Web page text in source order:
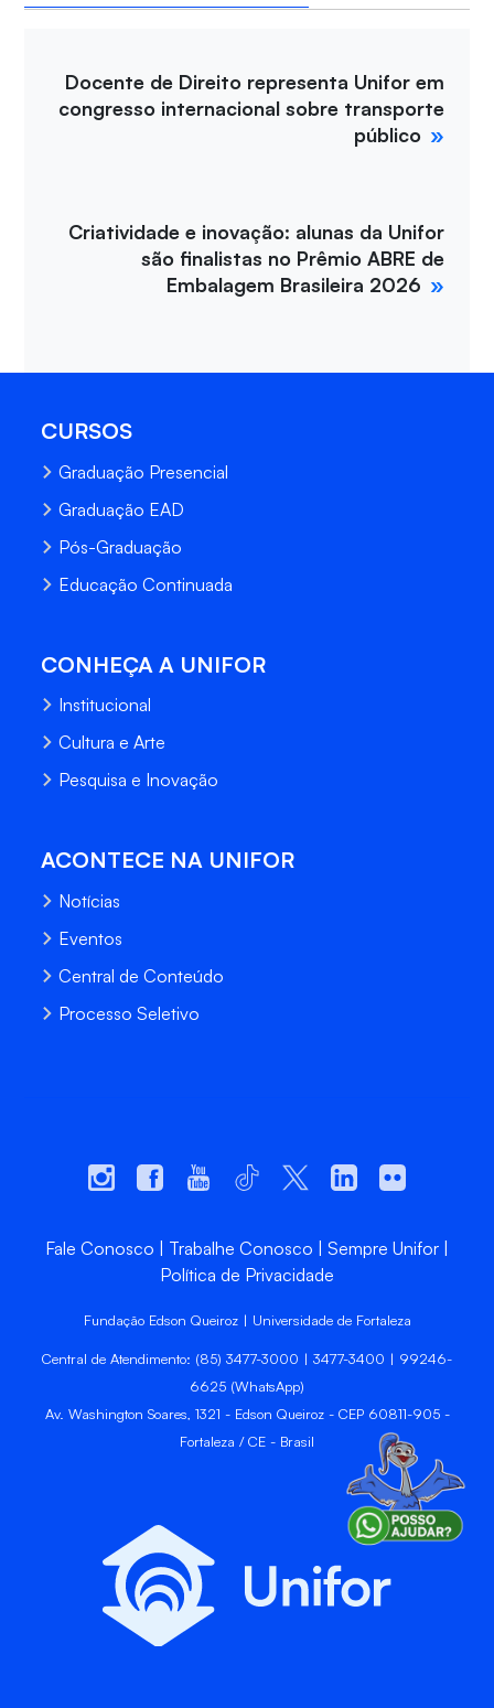
Docente de Direito representa Unifor em
congresso internacional sobre transporte
público
Criatividade e inovação: alunas da Unifor
são finalistas no Prêmio ABRE de
Embalagem Brasileira 2026
CURSOS
Graduação Presencial
Graduação EAD
Pós-Graduação
Educação Continuada
CONHEÇA A UNIFOR
Institucional
Cultura e Arte
Pesquisa e Inovação
ACONTECE NA UNIFOR
Notícias
Eventos
Central de Conteúdo
Processo Seletivo
Fale Conosco Trabalhe Conosco
Sempre Unifor
Política de Privacidade
Fundação Edson Queiroz | Universidade de Fortaleza
Central de Atendimento: (85) 3477-3000 | 3477-3400 | 99246-
6625 (WhatsApp)
Av. Washington Soares, 1321 - Edson Queiroz - CEP 60811-905 -
Fortaleza / CE - Brasil